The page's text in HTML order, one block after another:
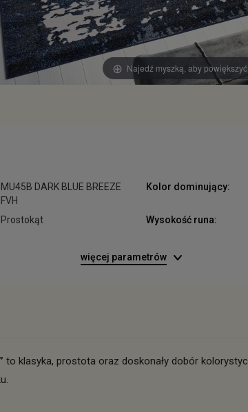
Najedź myszką, aby powiększyć
MU45B DARK BLUE BREEZE
FVH
Kolor dominujący:
Prostokąt Wysokość runa:
więcej parametrów
to klasyka, prostota oraz doskonały dobór